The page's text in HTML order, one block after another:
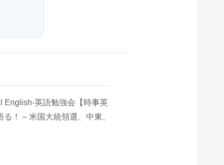
English-英語勉強会【時事英
！ – 米国大統領選、中東、